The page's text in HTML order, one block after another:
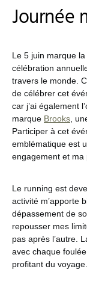
Journée
Le 5 juin marque
célébration
travers le monde.
de célébrer cet
car j’ai également
marque Brooks,
Participer à cet
emblématique est
engagement et ma
Le running est
activité m’apporte
dépassement de
repousser mes
pas après l’autre.
avec chaque
profitant du voyage.